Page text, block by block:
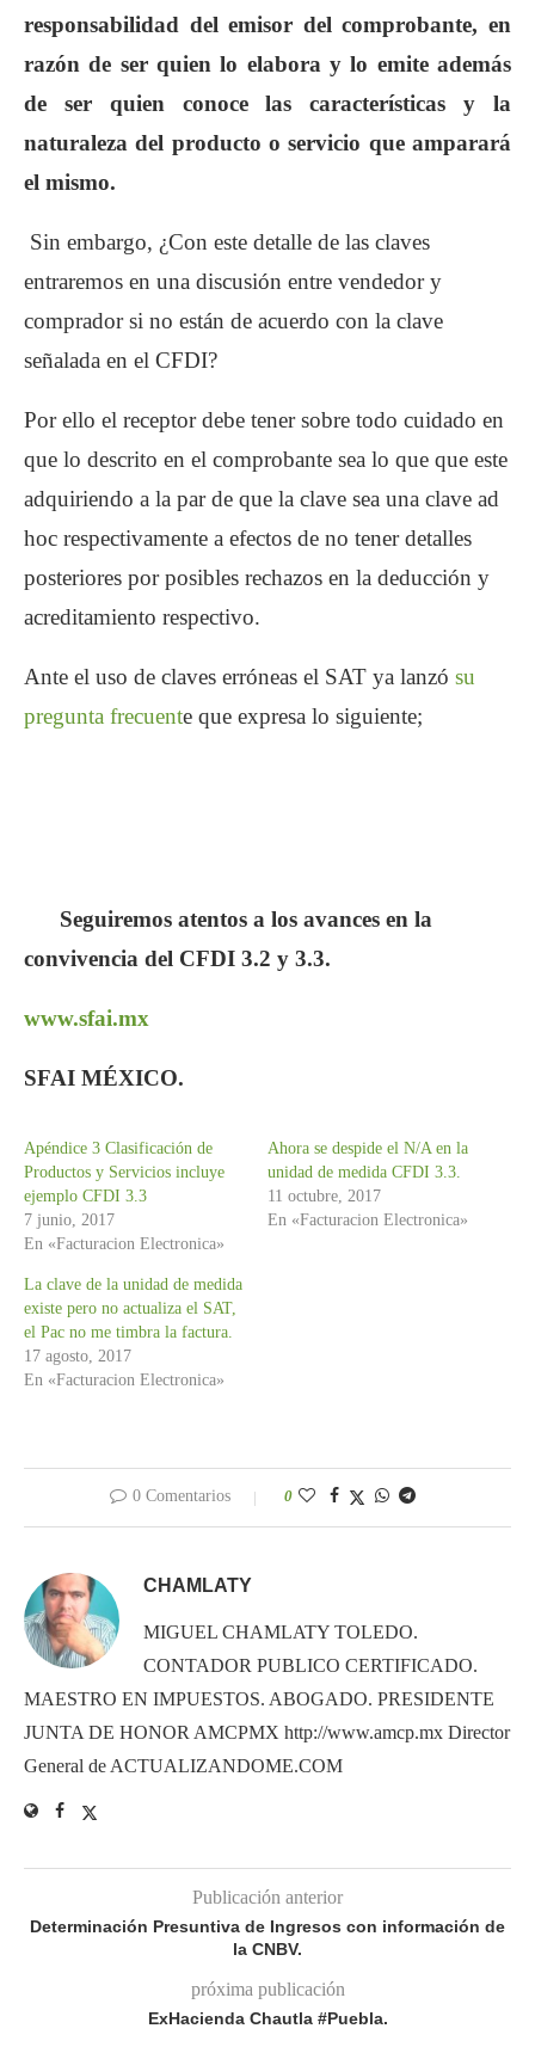
responsabilidad del emisor del comprobante, en
razón de ser quien lo elabora y lo emite además
de ser quien conoce las características y la
naturaleza del producto o servicio que amparará
el mismo.
Sin embargo, ¿Con este detalle de las claves
entraremos en una discusión entre vendedor y
comprador si no están de acuerdo con la clave
señalada en el CFDI?
Por ello el receptor debe tener sobre todo cuidado en
que lo descrito en el comprobante sea lo que que este
adquiriendo a la par de que la clave sea una clave ad
hoc respectivamente a efectos de no tener detalles
posteriores por posibles rechazos en la deducción y
acreditamiento respectivo.
Ante el uso de claves erróneas el SAT ya lanzó su
pregunta frecuente que expresa lo siguiente;
Seguiremos atentos a los avances en la
convivencia del CFDI 3.2 y 3.3.
www.sfai.mx
SFAI MÉXICO.
Apéndice 3 Clasificación de
Productos y Servicios incluye
ejemplo CFDI 3.3
7 junio, 2017
En «Facturacion Electronica»
Ahora se despide el N/A en la
unidad de medida CFDI 3.3.
11 octubre, 2017
En «Facturacion Electronica»
La clave de la unidad de medida
existe pero no actualiza el SAT,
el Pac no me timbra la factura.
17 agosto, 2017
En «Facturacion Electronica»
0 Comentarios 0
CHAMLATY
MIGUEL CHAMLATY TOLEDO.
CONTADOR PUBLICO CERTIFICADO.
MAESTRO EN IMPUESTOS. ABOGADO. PRESIDENTE
JUNTA DE HONOR AMCPMX http://www.amcp.mx Director
General de ACTUALIZANDOME.COM
Publicación anterior
Determinación Presuntiva de Ingresos con información de
la CNBV.
próxima publicación
ExHacienda Chautla #Puebla.